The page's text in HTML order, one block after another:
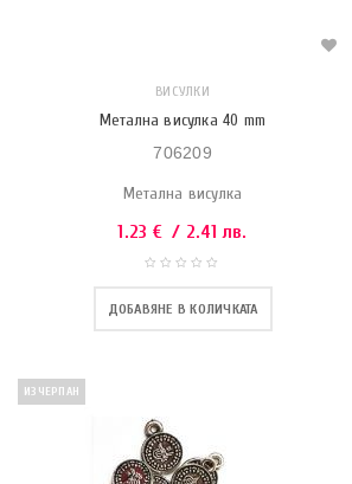
ВИСУЛКИ
Метална висулка 40 mm
706209
Метална висулка
1.23 € / 2.41 лв.
ДОБАВЯНЕ В КОЛИЧКАТА
ИЗЧЕРПАН